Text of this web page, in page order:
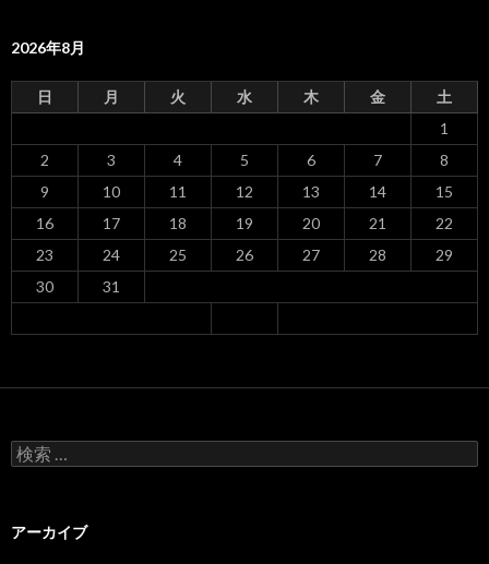
ー
2026年8月
日 月 火 水 木 金
土
1
2
3 4 5 6 7
8
9
10 11 12 13 14
15
16
17 18 19 20 21
22
23
24 25 26 27 28
29
30
31
検
索
アーカイブ